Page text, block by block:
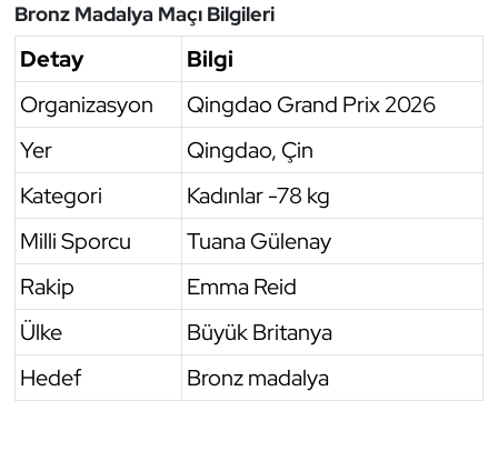
Bronz Madalya Maçı Bilgileri
Detay
Bilgi
Organizasyon
Qingdao Grand Prix 2026
Yer
Qingdao, Çin
Kategori
Kadınlar -78 kg
Milli Sporcu
Tuana Gülenay
Rakip
Emma Reid
Ülke
Büyük Britanya
Hedef
Bronz madalya
Özel Sporcular
Paralimpik
Satranç
Su Topu
Sualtı Sporları
Tekvando